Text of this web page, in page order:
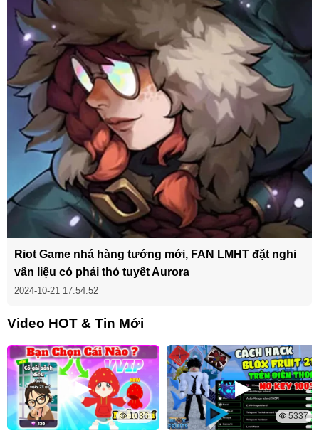
Riot Game nhá hàng tướng mới, FAN LMHT đặt nghi
vấn liệu có phải thỏ tuyết Aurora
2024-10-21 17:54:52
Video HOT & Tin Mới
1036 5337